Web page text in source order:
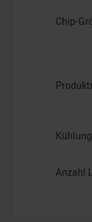
Chip-
Kühlung
Anzahl